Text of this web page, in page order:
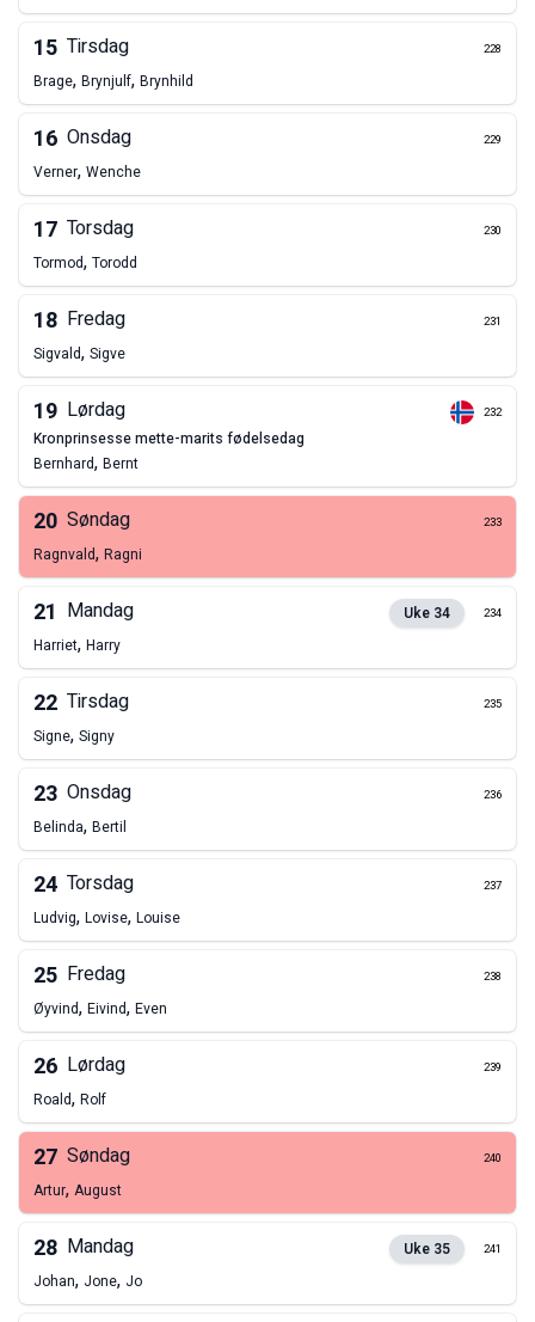
15 Tirsdag 228
Brage, Brynjulf, Brynhild
16 Onsdag 229
Verner, Wenche
17 Torsdag 230
Tormod, Torodd
18 Fredag 231
Sigvald, Sigve
19 Lørdag 232
kronprinsesse mette-marits fødelsedag
Bernhard, Bernt
20 Søndag 233
Ragnvald, Ragni
21 Mandag Uke 34 234
Harriet, Harry
22 Tirsdag 235
Signe, Signy
23 Onsdag 236
Belinda, Bertil
24 Torsdag 237
Ludvig, Lovise, Louise
25 Fredag 238
Øyvind, Eivind, Even
26 Lørdag 239
Roald, Rolf
27 Søndag 240
Artur, August
28 Mandag Uke 35 241
Johan, Jone, Jo